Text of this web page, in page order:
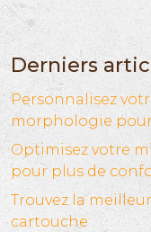
Derniers
Personnalisez
morphologie
Optimisez votre
pour plus de
Trouvez la
cartouche